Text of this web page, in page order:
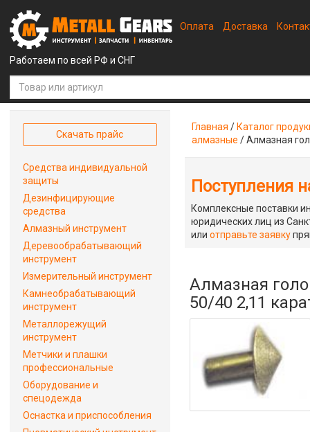
Работаем по всей РФ и СНГ
Оплата Доставка
Главная / Каталог
алмазные /Алмазная
Поступления
Комплексные поставки
юридических лиц из
илиотправьте заявку
Алмазная
50/40 2,11
Скачать прайс
Средства индивидуальной
защиты
Дезинфицирующие
средства
Алмазный инструмент
Деревообрабатывающий
инструмент
Измерительный инструмент
Камнеобрабатывающий
инструмент
Металлорежущий
инструмент
Метчики и плашки
профессиональные
Оборудование и
спецодежда
Оснастка и приспособления